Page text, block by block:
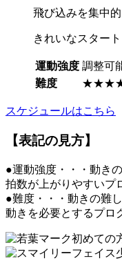
飛び込みを集中的
きれいなスター
運動強度 調整可
難度
スケジュールはこちら
【表記の見方】
●運動強度・・・動き
拍数が上がりやすいプ
●難度・・・動きの難
動きを必要とするプロ
初めての